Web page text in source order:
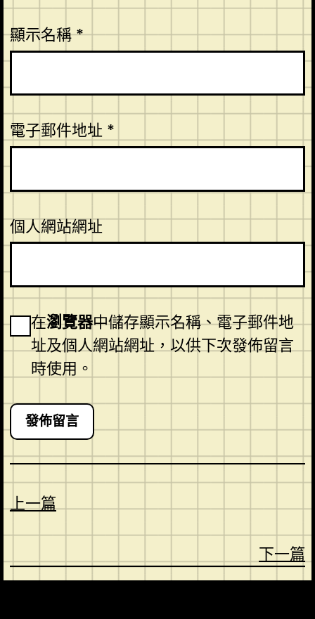
顯示名稱*
電子郵件地址 *
個人網站網址
在瀏覽器中儲存顯示名稱、電子郵件地
址及個人網站網址，以供下次發佈留言
時使用。
上一篇
下一篇